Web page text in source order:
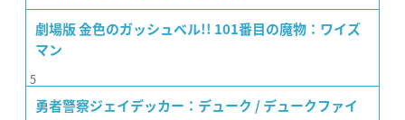
劇場版 金色のガッシュベル!! 101番目の魔物：ワイズ
マン
5
勇者警察ジェイデッカー：デューク / デュークファイ